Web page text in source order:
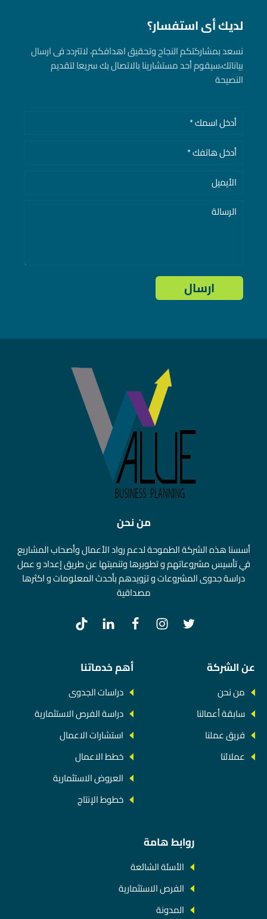
لديك أى استفسار؟
نسعد بمشاركتكم النجاح وتحقيق اهدافكم، لاتتردد فى ارسال
بياناتك، سيقوم أحد مستشارينا بالاتصال بك سريعا لتقديم
النصيحة
من نحن
أسسنا هذه الشركة الطموحة لدعم رواد الأعمال وأصحاب المشاريع
في تأسيس مشروعاتهم و تطويرها وتنميتها عن طريق إعداد و عمل
دراسة جدوى المشروعات و تزويدهم بأحدث المعلومات و اكثرها
مصداقية
عن الشركة
من نحن
سابقة أعمالنا
فريق عملنا
عملائنا
أهم خدماتنا
دراسات الجدوى
دراسة الفرص الاستثمارية
استشارات الاعمال
خطط الاعمال
العروض الاستثمارية
خطوط الإنتاج
روابط هامة
الأسئة الشائعة
الفرص الاستثمارية
المدونة